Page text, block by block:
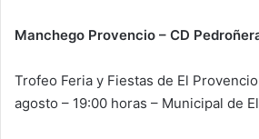
Manchego Provencio – CD
Trofeo Feria y Fiestas de El
agosto – 19:00 horas – Municipal de